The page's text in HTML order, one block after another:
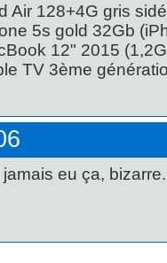
Air 128+4G gris
5s gold 32Gb
12" 2015
TV 3ème
eu ça, bizarre.